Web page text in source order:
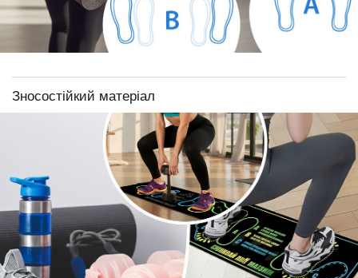
Зносостійкий матеріал